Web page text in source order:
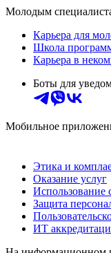
Молодым
Карьера для
Школа
Карьера в
Боты для
Мобильное
Этика и
Оказание услуг
Использование
Защита
ИТ